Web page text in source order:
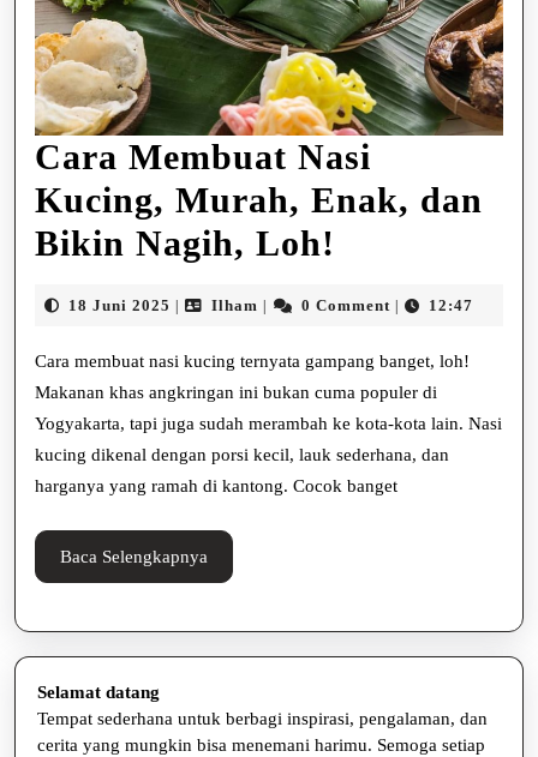
Cara Membuat Nasi
Kucing, Murah, Enak, dan
Bikin Nagih, Loh!
Kucing,
Murah,
Enak,
dan
Loh!
18 Juni 2025 18
Ilham Ilham0 Comment 12:47
Cara membuat nasi kucing ternyata gampang banget, loh!
Makanan khas angkringan ini bukan cuma populer di
Yogyakarta, tapi juga sudah merambah ke kota-kota lain. Nasi
kucing dikenal dengan porsi kecil, lauk sederhana, dan
harganya yang ramah di kantong. Cocok banget
Baca Selengkapnya
Selengkapnya
Selamat datang
Tempat sederhana untuk berbagi inspirasi, pengalaman, dan
cerita yang mungkin bisa menemani harimu. Semoga setiap